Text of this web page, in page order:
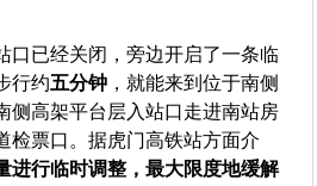
口已经关闭，旁边开启了一条临
行约五分钟 ，就能来到位于南侧
侧高架平台层入站口走进南站房
检票口。据虎门高铁站方面介
进行临时调整，最大限度地缓解